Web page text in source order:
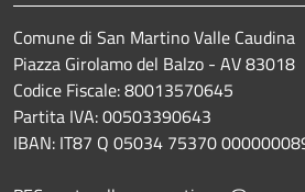
Comune di San Martino Valle Caudina
Piazza Girolamo del Balzo - AV 83018
Codice Fiscale: 80013570645
Partita IVA: 00503390643
IBAN: IT87 Q 05034 75370